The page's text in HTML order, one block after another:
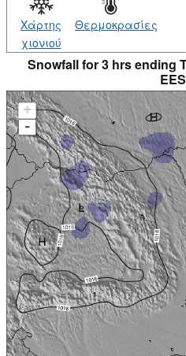
Χάρτης
χιονιού
Θερμοκρασίες
Snowfall for 3 hrs ending
+
-